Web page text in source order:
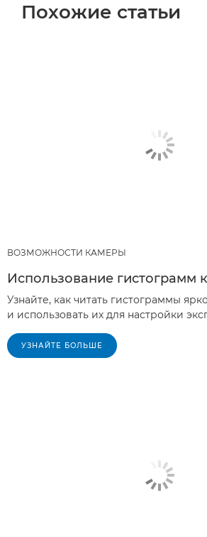
Похожие статьи
ВОЗМОЖНОСТИ КАМЕРЫ
Использование гистограмм
Узнайте, как читать гистограммы
и использовать их для настройки
УЗНАЙТЕ БОЛЬШЕ